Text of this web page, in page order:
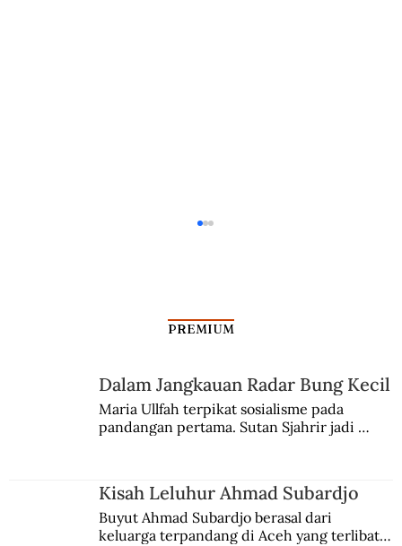
Kisah Leluhur Ahmad Subardjo
PREMIUM
Dalam Jangkauan Radar Bung Kecil
Maria Ullfah terpikat sosialisme pada
pandangan pertama. Sutan Sjahrir jadi
Kisah Leluhur Ahmad Subardjo
Buyut Ahmad Subardjo berasal dari
keluarga terpandang di Aceh yang terlibat